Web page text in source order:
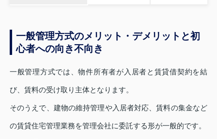
一般管理方式のメリット・デメリットと初
心者への向き不向き
一般管理方式では、物件所有者が入居者と賃貸借契約を結
び、賃料の受け取り主体となります。
そのうえで、建物の維持管理や入居者対応、賃料の集金など
の賃貸住宅管理業務を管理会社に委託する形が一般的です。